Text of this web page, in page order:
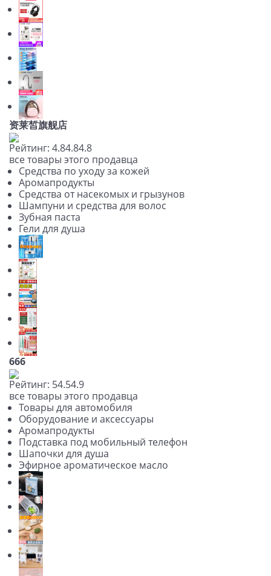
资莱皙旗舰店
Рейтинг: 4.84.84.8
все товары этого продавца
Средства по уходу за кожей
Аромапродукты
Средства от насекомых и грызунов
Шампуни и средства для волос
Зубная паста
Гели для душа
666
Рейтинг: 54.54.9
все товары этого продавца
Товары для автомобиля
Оборудование и аксессуары
Аромапродукты
Подставка под мобильный телефон
Шапочки для душа
Эфирное ароматическое масло